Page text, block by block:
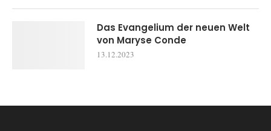
Das Evangelium der neuen Welt
von Maryse Conde
13.12.2023